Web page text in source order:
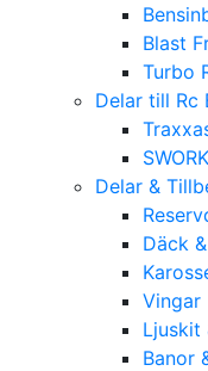
Blast
Turbo
Delar till Rc
Delar &
Däck
Vingar
Ljuskit
Banor